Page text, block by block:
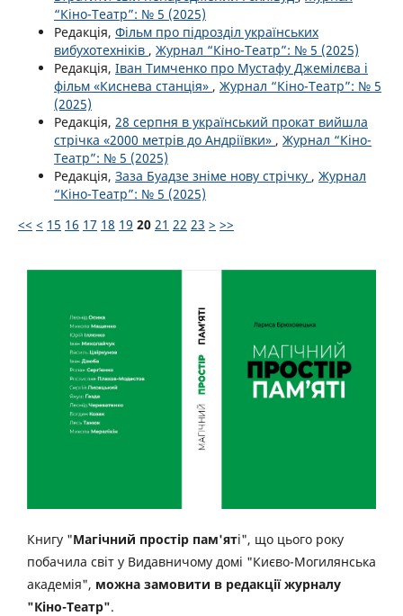
“Кіно-Театр”: № 5 (2025)
Редакція, Фільм про підрозділ українських
вибухотехніків , Журнал “Кіно-Театр”: № 5 (2025)
Редакція, Іван Тимченко про Мустафу Джемілєва і
фільм «Киснева станція» , Журнал “Кіно-Театр”: № 5
(2025)
Редакція, 28 серпня в український прокат вийшла
стрічка «2000 метрів до Андріївки» , Журнал “Кіно-
Театр”: № 5 (2025)
Редакція, Заза Буадзе зніме нову стрічку , Журнал
“Кіно-Театр”: № 5 (2025)
<< < 15 16 17 18 19 20 21 22 23 > >>
Книгу "Магічний простір пам'яті", що цього року
побачила світ у Видавничому домі "Києво-Могилянська
академія", можна замовити в редакції журналу
"Кіно-Театр".